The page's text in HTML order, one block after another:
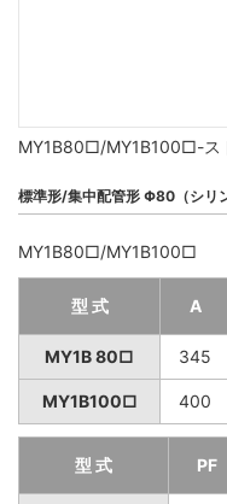
MY1B80□/MY1B100□-ス
標準形/集中配管形 Φ80（シリ
MY1B80□/MY1B100□
型 式 A
MY1B 80□ 345
MY1B100□ 400
型 式 PF